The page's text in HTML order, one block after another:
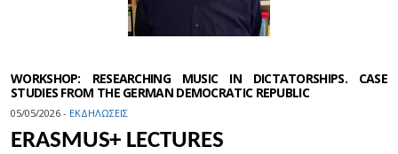
WORKSHOP: RESEARCHING MUSIC IN DICTATORSHIPS. CASE
STUDIES FROM THE GERMAN DEMOCRATIC REPUBLIC
05/05/2026 - ΕΚΔΗΛΩΣΕΙΣ
ERASMUS+ LECTURES